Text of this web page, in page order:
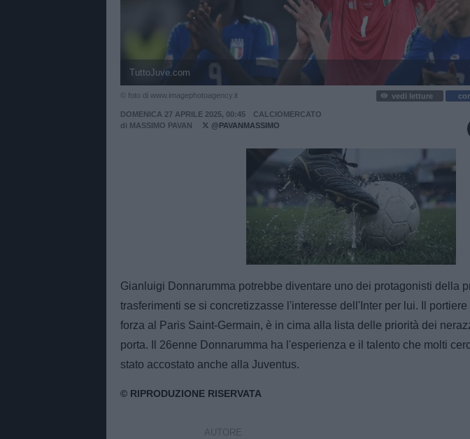
TuttoJuve.com
© foto di www.imagephotoagency.it vedi letture
DOMENICA 27 APRILE 2025, 00:45
CALCIOMERCATO
di MASSIMO PAVAN @PAVANMASSIMO
Unmute
100.00%
Gianluigi Donnarumma potrebbe diventare uno dei protagonisti della
trasferimenti se si concretizzasse l'interesse dell'Inter per lui. Il
forza al Paris Saint-Germain, è in cima alla lista delle priorità dei
porta. Il 26enne Donnarumma ha l'esperienza e il talento che molti
stato accostato anche alla Juventus.
AUTORE